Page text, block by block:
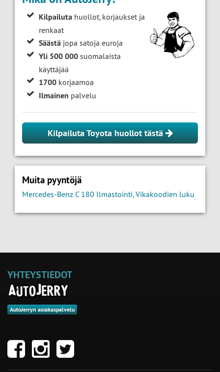
Kilpailuta huollot, korjaukset ja
renkaat
Säästä jopa satoja euroja
Yli 500 000 suomalaista
käyttäjää
1700 korjaamoa
Ilmainen palvelu
Kilpailuta Toyota huollot tästä
Muita pyyntöjä
Mercedes-Benz C 180 Ilmastointi, Vikakoodien luku
YHTEYSTIEDOT
AutoJerryn asiakaspalvelu